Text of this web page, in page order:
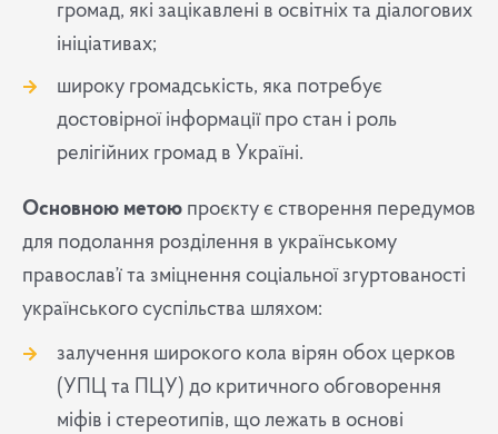
громад, які зацікавлені в освітніх та діалогових
ініціативах;
широку громадськість, яка потребує
достовірної інформації про стан і роль
релігійних громад в Україні.
Основною метою проєкту є створення передумов
для подолання розділення в українському
православ’ї та зміцнення соціальної згуртованості
українського суспільства шляхом:
залучення широкого кола вірян обох церков
(УПЦ та ПЦУ) до критичного обговорення
міфів і стереотипів, що лежать в основі